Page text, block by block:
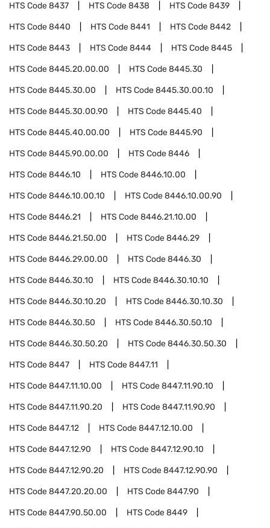
HTS Code8437 HTS Code8438 HTS Code8439
HTS Code8440 HTS Code8441 HTS Code8442
HTS Code8443 HTS Code8444 HTS Code8445
HTS Code8445.20.00.00 HTS Code8445.30
HTS Code8445.30.00 HTS Code8445.30.00.10
HTS Code8445.30.00.90 HTS Code8445.40
HTS Code8445.40.00.00 HTS Code8445.90
HTS Code8445.90.00.00 HTS Code8446
HTS Code8446.10 HTS Code8446.10.00
HTS Code8446.10.00.10 HTS Code8446.10.00.90
HTS Code8446.21 HTS Code8446.21.10.00
HTS Code8446.21.50.00 HTS Code8446.29
HTS Code8446.29.00.00 HTS Code8446.30
HTS Code8446.30.10 HTS Code8446.30.10.10
HTS Code8446.30.10.20 HTS Code8446.30.10.30
HTS Code8446.30.50 HTS Code8446.30.50.10
HTS Code8446.30.50.20 HTS Code8446.30.50.30
HTS Code8447 HTS Code8447.11
HTS Code8447.11.10.00 HTS Code8447.11.90.10
HTS Code8447.11.90.20 HTS Code8447.11.90.90
HTS Code8447.12 HTS Code8447.12.10.00
HTS Code8447.12.90 HTS Code8447.12.90.10
HTS Code8447.12.90.20 HTS Code8447.12.90.90
HTS Code8447.20.20.00 HTS Code8447.90
HTS Code8447.90.50.00 HTS Code8449